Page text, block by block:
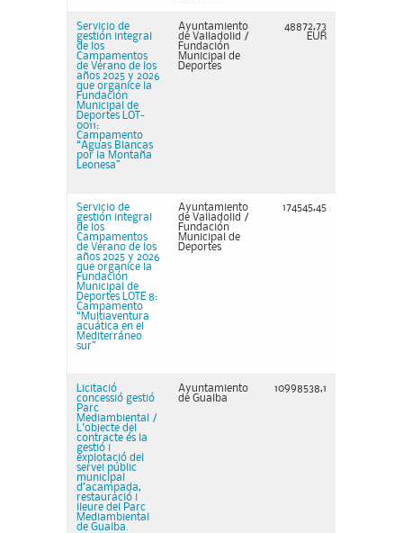
Servicio de
gestión integral
de los
Campamentos
de Verano de los
años 2025 y 2026
que organice la
Fundación
Municipal de
Deportes LOT-
0011:
Campamento
“Aguas Blancas
por la Montaña
Leonesa”
Ayuntamiento
de Valladolid /
Fundación
Municipal de
Deportes
48872,73
EUR
Servicio de
gestión integral
de los
Campamentos
de Verano de los
años 2025 y 2026
que organice la
Fundación
Municipal de
Deportes LOTE 8:
Campamento
“Multiaventura
acuática en el
Mediterráneo
sur”
Ayuntamiento
de Valladolid /
Fundación
Municipal de
Deportes
174545,45
Licitació
concessió gestió
Parc
Mediambiental /
L'objecte del
contracte és la
gestió i
explotació del
servei públic
municipal
d’acampada,
restauració i
lleure del Parc
Mediambiental
de Gualba.
Ayuntamiento
de Gualba
10998538,1